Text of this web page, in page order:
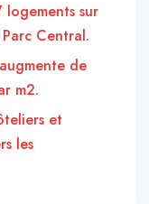
logements sur
Central.
de
m2.
et
les